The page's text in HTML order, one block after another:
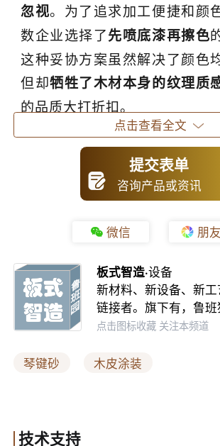
忽视。为了追求加工便捷和颜
数企业选择了先喷底漆再擦色
这种妥协方案虽然解决了颜色
但却牺牲了木材本身的纹理质
的品质大打折扣。
琴键砂工艺优化的突破
（1）新工艺流程介绍
琴键砂配套新工艺对传统工艺
开始，接着进行人工轻磨找边
着色（水性色擦涂），喷涂一
漆，再进行琴键砂二次砂光，
了两道底漆修色工序和三次人
点击查看全文
提交表单
咨询产品或资讯
微信 朋
板式智造·设备
新材料、新设备、新
链接者。旗下有，鲁
点击图标收藏 关注本频道
琴键砂 木皮涂装
技术支持